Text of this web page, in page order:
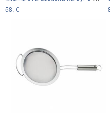
58,-€